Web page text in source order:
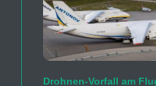
Drohnen-Vorfall am